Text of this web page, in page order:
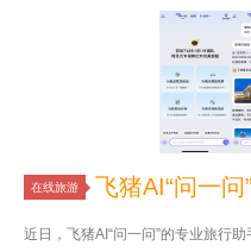
在线旅游 飞猪AI“问一
近日，飞猪AI“问一问”的专业旅行